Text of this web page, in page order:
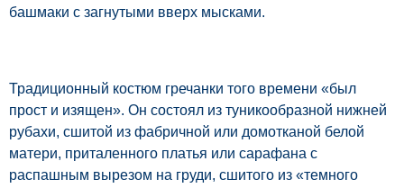
башмаки с загнутыми вверх мысками.
Традиционный костюм гречанки того времени «был
прост и изящен». Он состоял из туникообразной нижней
рубахи, сшитой из фабричной или домотканой белой
матери, приталенного платья или сарафана с
распашным вырезом на груди, сшитого из «темного